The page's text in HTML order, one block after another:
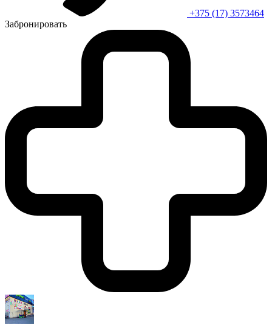
+375 (17) 3573464
Забронировать